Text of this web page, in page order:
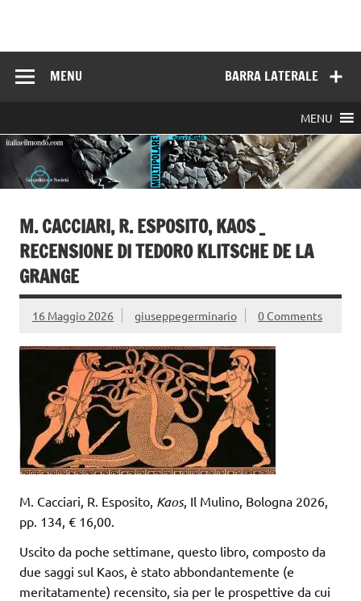
BARRA LATERALE
MENU
MENU
M. CACCIARI, R. ESPOSITO, KAOS _
RECENSIONE DI TEDORO KLITSCHE DE LA
GRANGE
16 Maggio 2026 giuseppegerminario 0 Comments
M. Cacciari, R. Esposito, Kaos, Il Mulino, Bologna 2026,
pp. 134, € 16,00.
Uscito da poche settimane, questo libro, composto da
due saggi sul Kaos, è stato abbondantemente (e
meritatamente) recensito, sia per le prospettive da cui